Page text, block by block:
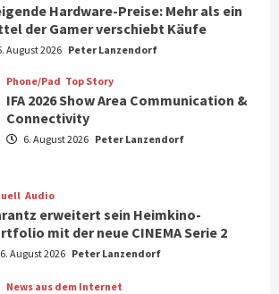
Living Top Story
setzen immer mehr auf
Hardware-Preise: Mehr als ein
der Gamer verschiebt Käufe
Pad Top Story
2026 Show Area Communication &
Hardware-Preise: Mehr als ein
der Gamer verschiebt Käufe
August 2026 Peter Lanzendorf
Phone/Pad Top Story
IFA 2026 Show Area Communication &
Connectivity
6. August 2026 Peter Lanzendorf
Audio
erweitert sein Heimkino-
mit der neue CINEMA Serie 2
6. August 2026 Peter Lanzendorf
News aus dem Internet